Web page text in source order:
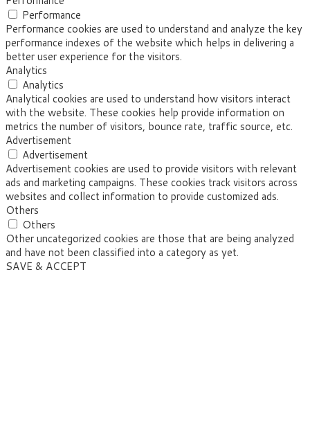
Performance
Performance cookies are used to understand and analyze the key
performance indexes of the website which helps in delivering a
better user experience for the visitors.
Analytics
Analytics
Analytical cookies are used to understand how visitors interact
with the website. These cookies help provide information on
metrics the number of visitors, bounce rate, traffic source, etc.
Advertisement
Advertisement
Advertisement cookies are used to provide visitors with relevant
ads and marketing campaigns. These cookies track visitors across
websites and collect information to provide customized ads.
Others
Others
Other uncategorized cookies are those that are being analyzed
and have not been classified into a category as yet.
SAVE & ACCEPT